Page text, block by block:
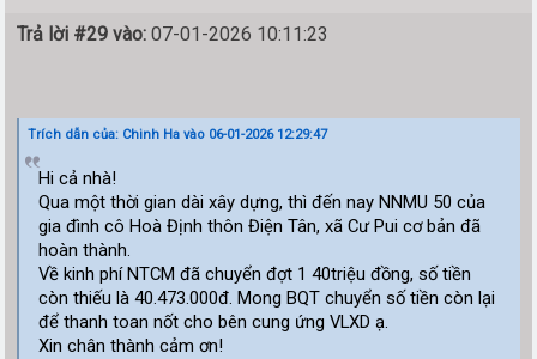
Trả lời #29 vào: 07-01-2026 10:11:23
Trích dẫn của: Chinh Ha vào 06-01-2026 12:29:47
Hi cả nhà!
Qua một thời gian dài xây dựng, thì đến nay NNMU 50 của
gia đình cô Hoà Định thôn Điện Tân, xã Cư Pui cơ bản đã
hoàn thành.
Về kinh phí NTCM đã chuyển đợt 1 40triệu đồng, số tiền
còn thiếu là 40.473.000đ. Mong BQT chuyển số tiền còn lại
để thanh toan nốt cho bên cung ứng VLXD ạ.
Xin chân thành cảm ơn!